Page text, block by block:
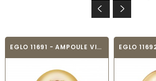
EGLO 11691 - AMPOULE VINTAGE LED - LED_E27